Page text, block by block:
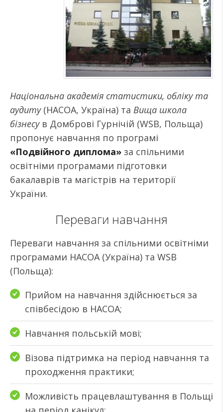
Національна академія статистики, обліку та
аудиту(НАСОА, Україна) та Вища школа
бізнесув Домброві Гурнічій (WSB, Польща)
пропонує навчання по програмі
«Подвійного диплома» за спільними
освітніми програмами підготовки
бакалаврів та магістрів на території
України.
Переваги навчання
Переваги навчання за спільними освітніми
програмами НАСОА (Україна) та WSB
(Польща):
Прийом на навчання здійснюється за
співбесідою в НАСОА;
Навчання польській мові;
Візова підтримка на період навчання та
проходження практики;
Можливість працевлаштування в Польщі